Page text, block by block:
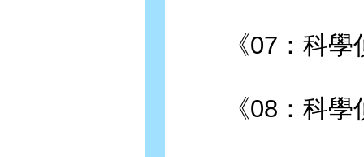
《07：科學
《08：科學